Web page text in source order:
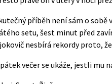
příběh není sám o
setu, šest minut před
nesbírá rekordy proto,
večer se ukáže, jestli mu